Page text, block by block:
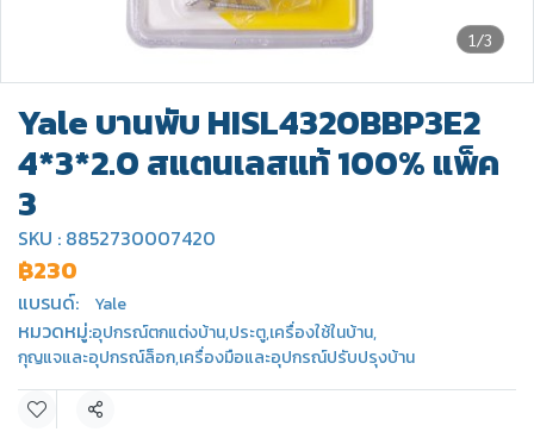
1/3
Yale บานพับ HISL4320BBP3E2
4*3*2.0 สแตนเลสแท้ 100% แพ็ค
3
SKU : 8852730007420
฿230
แบรนด์: Yale
หมวดหมู่:อุปกรณ์ตกแต่งบ้าน,ประตู,เครื่องใช้ในบ้าน,
กุญแจและอุปกรณ์ล็อก,เครื่องมือและอุปกรณ์ปรับปรุงบ้าน
แชร์